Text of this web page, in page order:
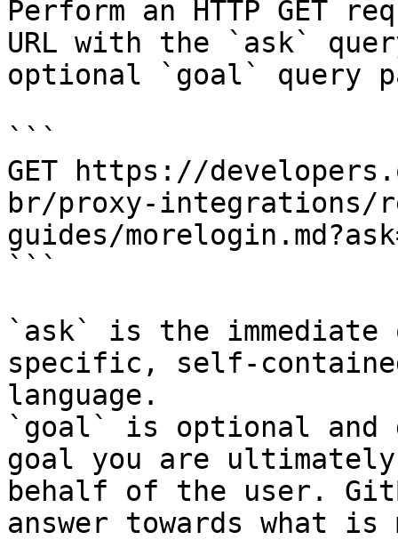
Perform an HTTP GET
URL with the `ask`
optional `goal` query
```
GET https://
br/proxy-integrations/
guides/
```
`ask` is the
specific, self-
language.
`goal` is optional and
goal you are
behalf of the user.
answer towards what